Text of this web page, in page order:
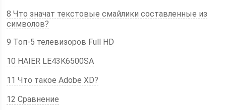
8 Что значат текстовые смайлики составленные из
символов?
9 Топ-5 телевизоров Full HD
10 HAIER LE43K6500SA
11 Что такое Adobe XD?
12 Сравнение